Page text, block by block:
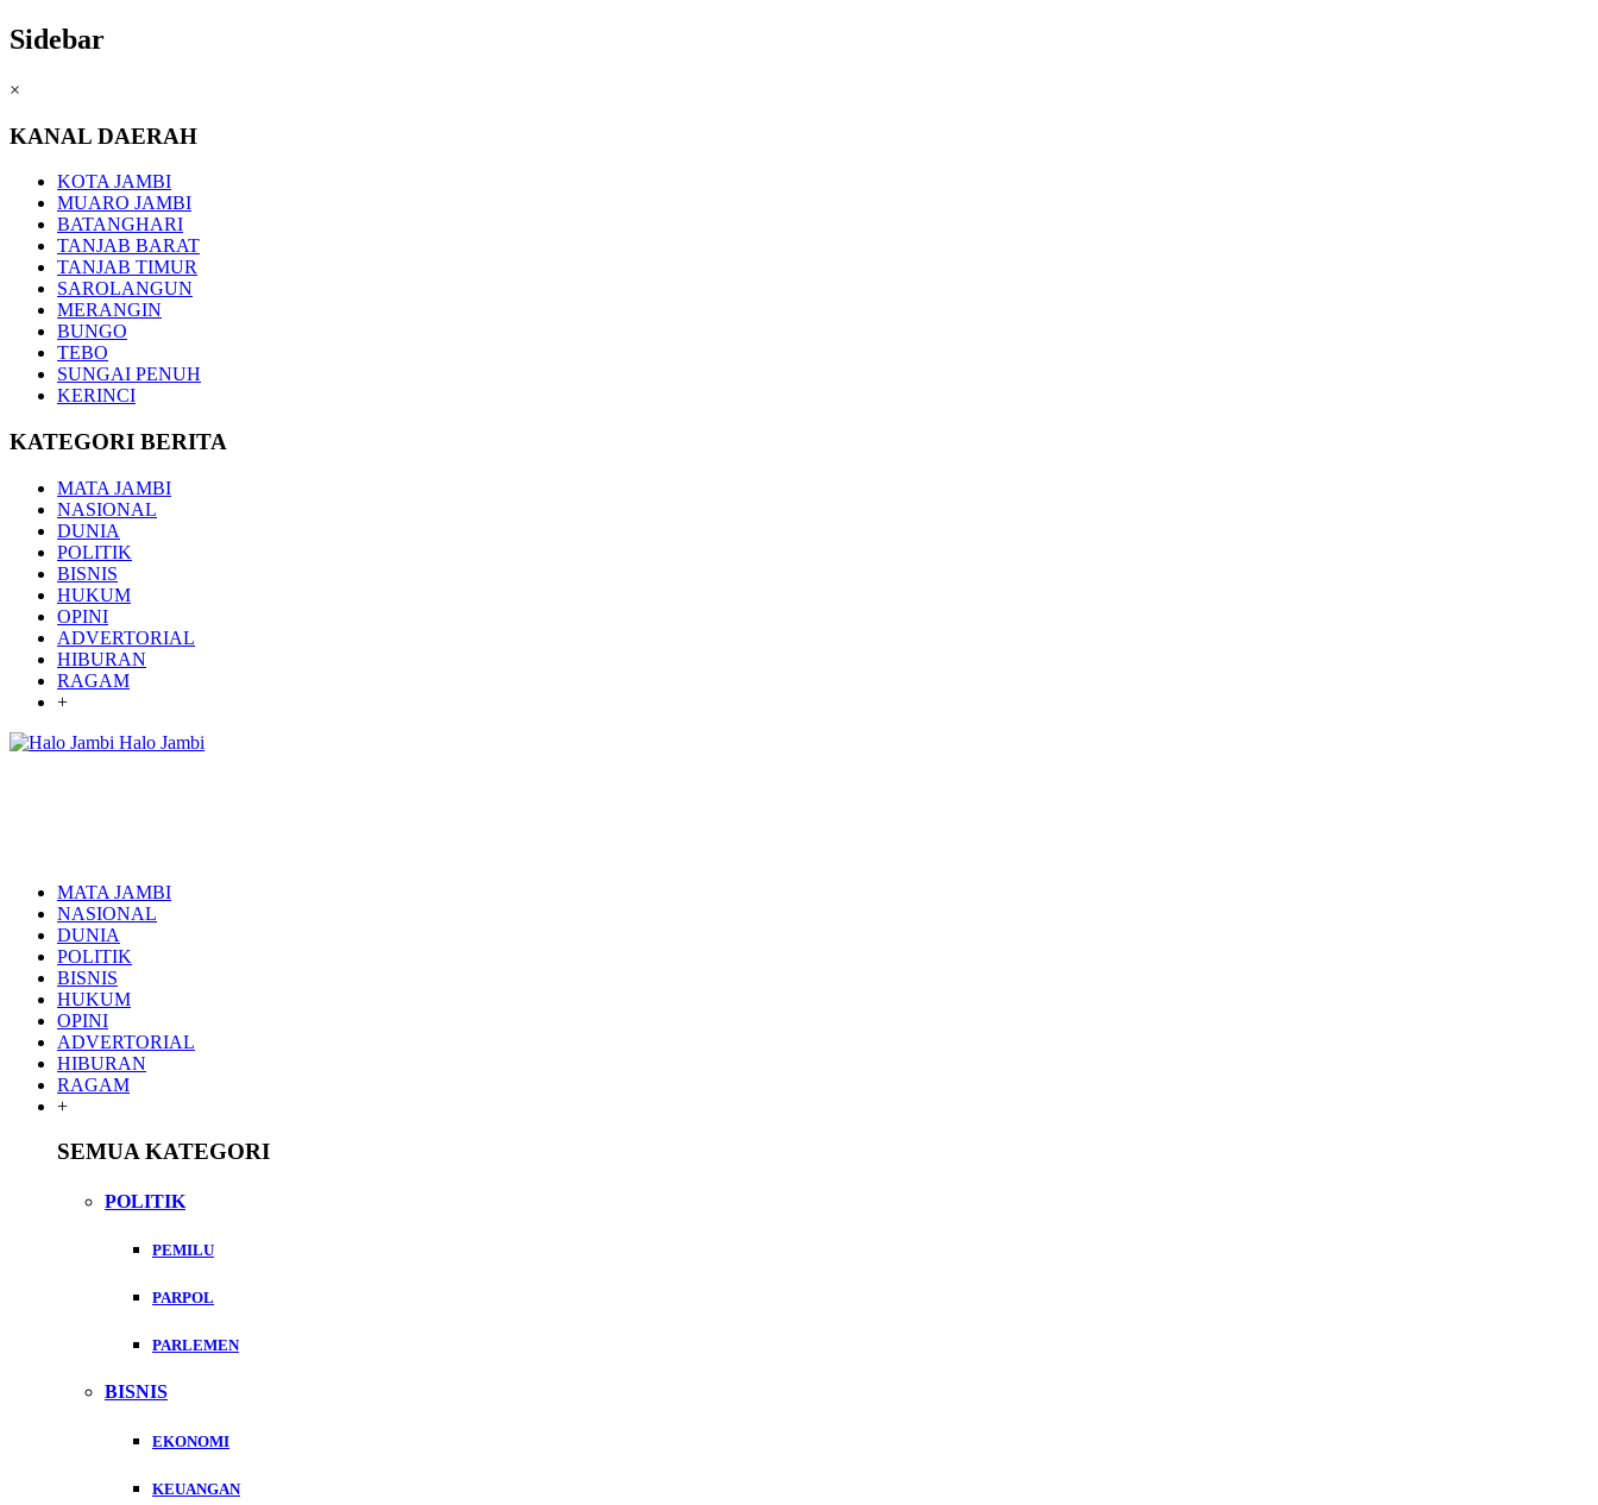
Sidebar
×
KANAL DAERAH
KOTA JAMBI
MUARO JAMBI
BATANGHARI
TANJAB BARAT
TANJAB TIMUR
SAROLANGUN
MERANGIN
BUNGO
TEBO
SUNGAI PENUH
KERINCI
KATEGORI BERITA
MATA JAMBI
NASIONAL
DUNIA
POLITIK
BISNIS
HUKUM
OPINI
ADVERTORIAL
HIBURAN
RAGAM
+
Halo Jambi
MATA JAMBI
NASIONAL
DUNIA
POLITIK
BISNIS
HUKUM
OPINI
ADVERTORIAL
HIBURAN
RAGAM
+
SEMUA KATEGORI
POLITIK
PEMILU
PARPOL
PARLEMEN
BISNIS
EKONOMI
KEUANGAN